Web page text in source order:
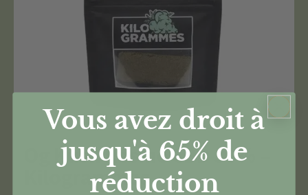
Og Kush Résine CBD 30% –
Kilogrammes
Vous avez droit à
jusqu'à 65% de
réduction